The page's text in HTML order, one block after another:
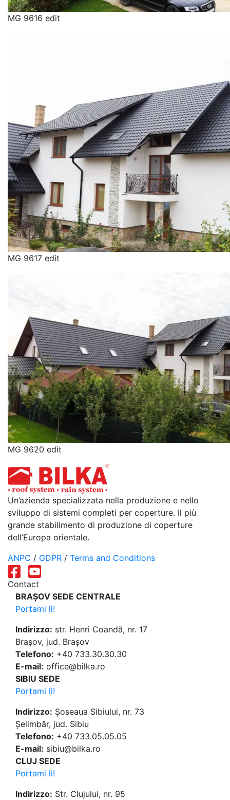
MG 9616 edit
MG 9617 edit
MG 9620 edit
Un’azienda specializzata nella produzione e nello
sviluppo di sistemi completi per coperture. Il più
grande stabilimento di produzione di coperture
dell’Europa orientale.
ANPC / GDPR / Terms and Conditions
Contact
BRAȘOV SEDE CENTRALE
Portami lì!
Indirizzo: str. Henri Coandă, nr. 17
Brașov, jud. Brașov
Telefono: +40 733.30.30.30
E-mail: office@bilka.ro
SIBIU SEDE
Portami lì!
Indirizzo: Șoseaua Sibiului, nr. 73
Șelimbăr, jud. Sibiu
Telefono: +40 733.05.05.05
E-mail: sibiu@bilka.ro
CLUJ SEDE
Portami lì!
Indirizzo: Str. Clujului, nr. 95